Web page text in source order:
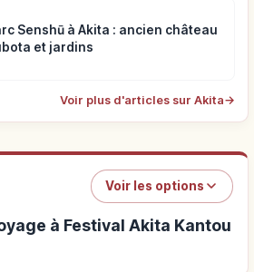
Senshū à Akita : ancien château
et jardins
Voir plus d'articles sur Akita→
Voir les options
à Festival Akita Kantou